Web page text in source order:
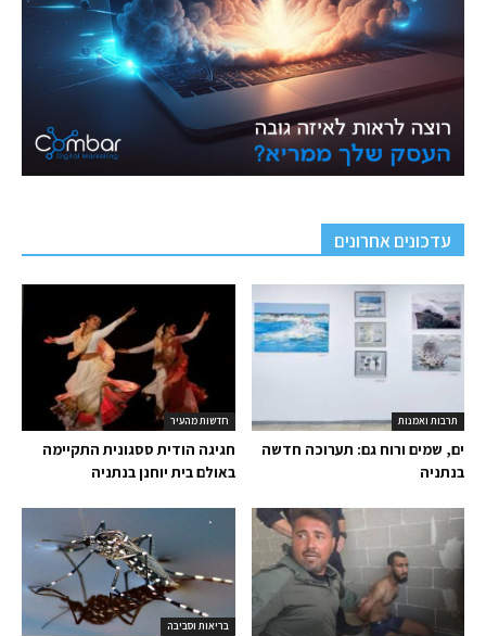
עדכונים אחרונים
חדשות מהעיר
חגיגה הודית ססגונית התקיימה
באולם בית יוחנן בנתניה
תרבות ואמנות
ים, שמים ורוח גם: תערוכה חדשה
בנתניה
בריאות וסביבה